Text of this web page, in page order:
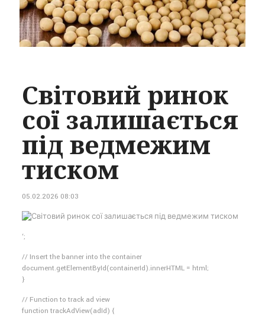
Світовий ринок
сої залишається
під ведмежим
тиском
05.02.2026 08:03
‘;
// Insert the banner into the container
document.getElementById(containerId).innerHTML = html;
}
// Function to track ad view
function trackAdView(adId) {